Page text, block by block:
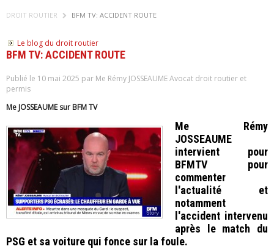
DROIT ROUTIER BFM TV: ACCIDENT ROUTE
Le blog du droit routier
BFM TV: ACCIDENT ROUTE
Publié le 10 mai 2025 par Me Rémy JOSSEAUME Avocat droit routier et
permis
Me JOSSEAUME sur BFM TV
Me Rémy
JOSSEAUME
intervient pour
BFMTV pour
commenter
l'actualité et
notamment
l'accident intervenu
après le match du
PSG et sa voiture qui fonce sur la foule.